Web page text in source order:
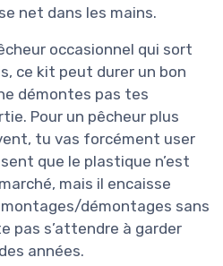
net dans les mains.
occasionnel qui sort
ce kit peut durer un bon
démontes pas tes
Pour un pêcheur plus
tu vas forcément user
que le plastique n’est
mais il encaisse
démontages sans
pas s’attendre à garder
années.